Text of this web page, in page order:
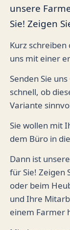
unsere
Sie! Zeigen
Kurz
uns mit einer
Senden Sie
schnell, ob
Variante
Sie wollen mit
dem Büro in
Dann ist
für Sie! Zeigen
oder beim
und Ihre
einem Farmer